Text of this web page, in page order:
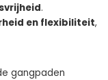
.
en flexibiliteit,
gangpaden